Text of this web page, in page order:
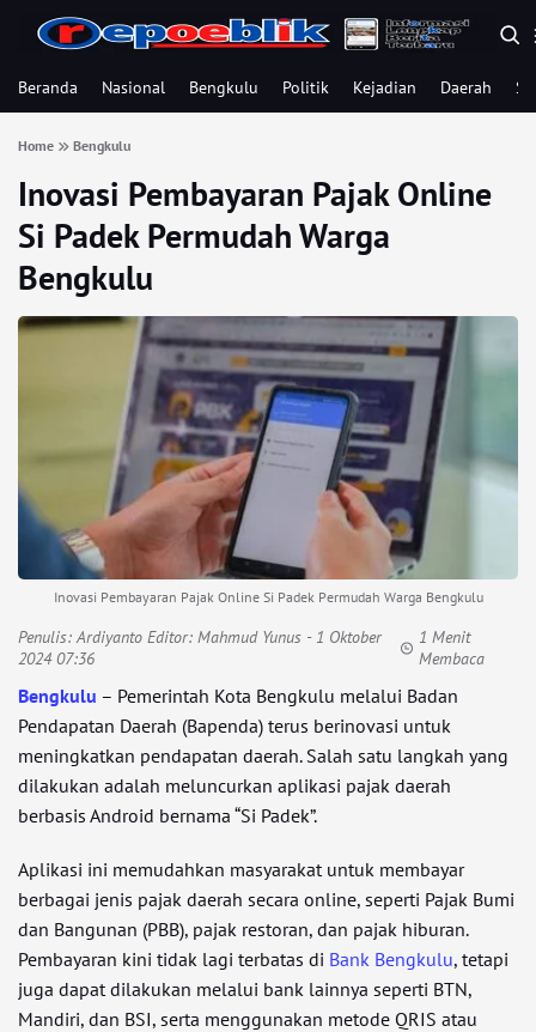
Beranda Nasional Bengkulu Politik Kejadian Daerah
Home Bengkulu
Inovasi Pembayaran Pajak Online
Si Padek Permudah Warga
Bengkulu
Inovasi Pembayaran Pajak Online Si Padek Permudah Warga Bengkulu
Penulis:Ardiyanto Editor: Mahmud Yunus - 1 Oktober
2024 07:36
1 Menit
Membaca
Bengkulu – Pemerintah Kota Bengkulu melalui Badan
Pendapatan Daerah (Bapenda) terus berinovasi untuk
meningkatkan pendapatan daerah. Salah satu langkah yang
dilakukan adalah meluncurkan aplikasi pajak daerah
berbasis Android bernama “Si Padek”.
Aplikasi ini memudahkan masyarakat untuk membayar
berbagai jenis pajak daerah secara online, seperti Pajak Bumi
dan Bangunan (PBB), pajak restoran, dan pajak hiburan.
Pembayaran kini tidak lagi terbatas di Bank Bengkulu, tetapi
juga dapat dilakukan melalui bank lainnya seperti BTN,
Mandiri, dan BSI, serta menggunakan metode QRIS atau